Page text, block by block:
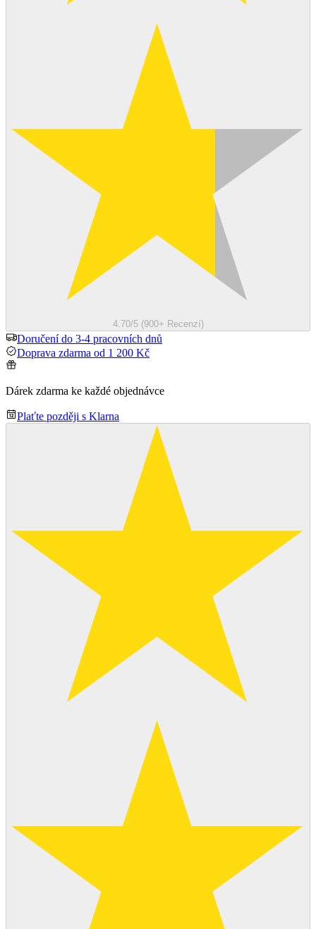
4.70/5 (900+ Recenzí)
Doručení do 3-4 pracovních dnů
Doprava zdarma od 1 200 Kč
Dárek zdarma ke každé objednávce
Plaťte později s Klarna